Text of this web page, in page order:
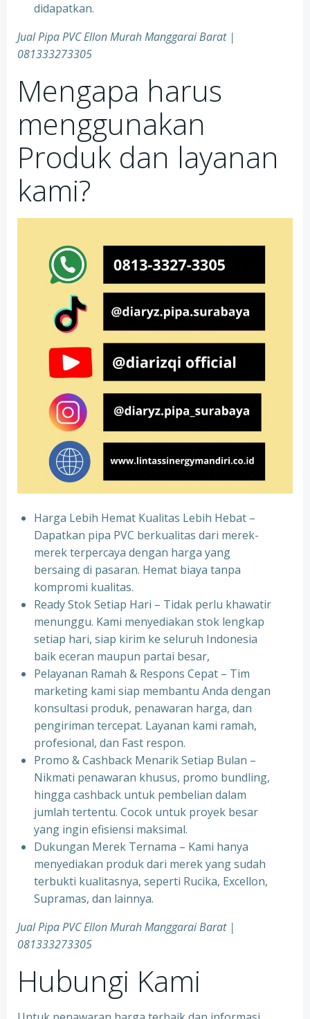
didapatkan.
Jual Pipa PVC Ellon Murah Manggarai Barat |
081333273305
Mengapa harus
menggunakan
Produk dan layanan
kami?
Harga Lebih Hemat Kualitas Lebih Hebat –
Dapatkan pipa PVC berkualitas dari merek-
merek terpercaya dengan harga yang
bersaing di pasaran. Hemat biaya tanpa
kompromi kualitas.
Ready Stok Setiap Hari – Tidak perlu khawatir
menunggu. Kami menyediakan stok lengkap
setiap hari, siap kirim ke seluruh Indonesia
baik eceran maupun partai besar,
Pelayanan Ramah & Respons Cepat – Tim
marketing kami siap membantu Anda dengan
konsultasi produk, penawaran harga, dan
pengiriman tercepat. Layanan kami ramah,
profesional, dan Fast respon.
Promo & Cashback Menarik Setiap Bulan –
Nikmati penawaran khusus, promo bundling,
hingga cashback untuk pembelian dalam
jumlah tertentu. Cocok untuk proyek besar
yang ingin efisiensi maksimal.
Dukungan Merek Ternama – Kami hanya
menyediakan produk dari merek yang sudah
terbukti kualitasnya, seperti Rucika, Excellon,
Supramas, dan lainnya.
Jual Pipa PVC Ellon Murah Manggarai Barat |
081333273305
Hubungi Kami